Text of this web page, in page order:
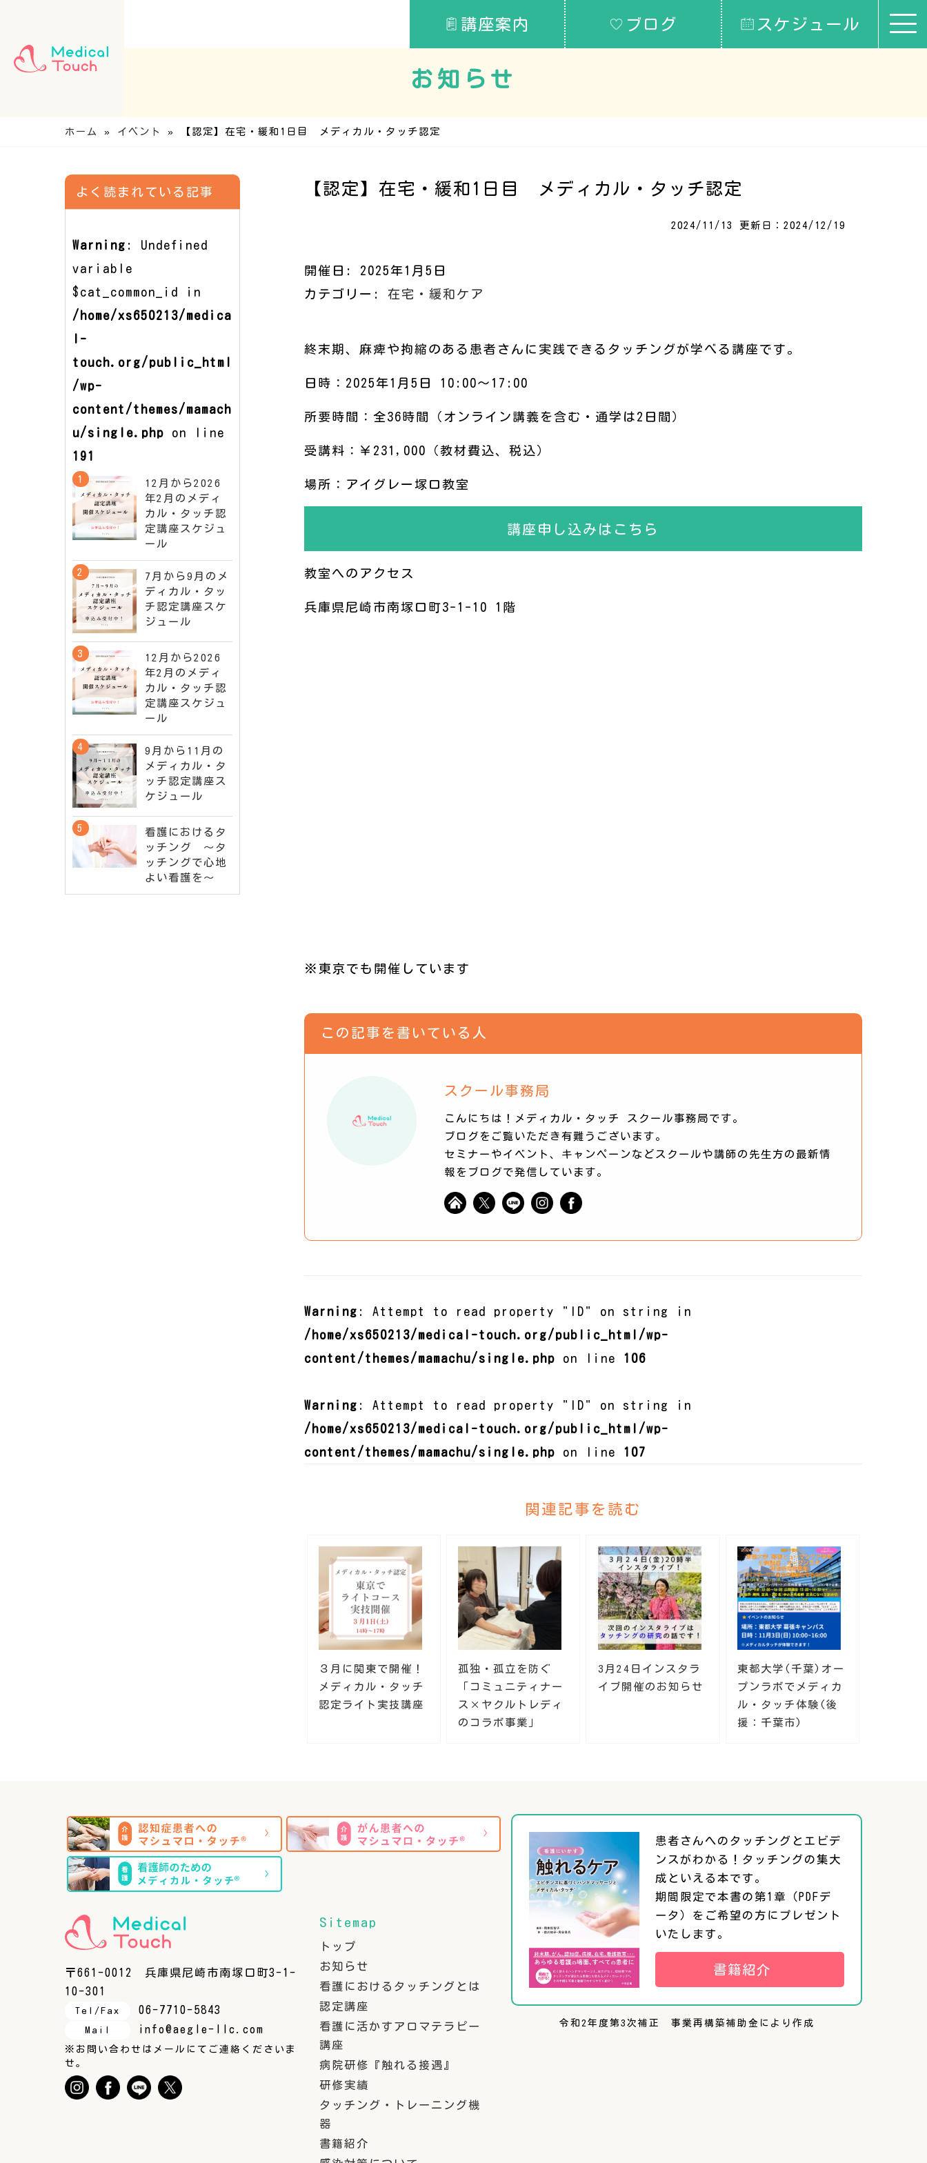
講座案内 ブログ スケジュール
お知らせ
ホーム » イベント » 【認定】在宅・緩和1日目 メディカル・タッチ認定
【認定】在宅・緩和1日目 メディカル・タッチ認定
2024/11/13 更新日：2024/12/19
開催日: 2025年1月5日
カテゴリー: 在宅・緩和ケア
終末期、麻痺や拘縮のある患者さんに実践できるタッチングが学べる講座です。
日時：2025年1月5日 10:00～17:00
所要時間：全36時間（オンライン講義を含む・通学は2日間）
受講料：￥231,000（教材費込、税込）
場所：アイグレー塚口教室
講座申し込みはこちら
教室へのアクセス
兵庫県尼崎市南塚口町3-1-10 1階
※東京でも開催しています
この記事を書いている人
スクール事務局
こんにちは！メディカル・タッチ スクール事務局です。
ブログをご覧いただき有難うございます。
セミナーやイベント、キャンペーンなどスクールや講師の先生方の最新情
報をブログで発信しています。
Warning : Attempt to read property "ID" on string in
/home/xs650213/medical-touch.org/public_html/wp-
content/themes/mamachu/single.php on line 106
Warning : Attempt to read property "ID" on string in
/home/xs650213/medical-touch.org/public_html/wp-
content/themes/mamachu/single.php on line 107
関連記事を読む
３月に関東で開催！
メディカル・タッチ
認定ライト実技講座
孤独・孤立を防ぐ
「コミュニティナー
ス×ヤクルトレディ
のコラボ事業」
3月24日インスタラ
イブ開催のお知らせ
東都大学(千葉)オー
プンラボでメディカ
ル・タッチ体験(後
援：千葉市)
よく読まれている記事
Warning : Undefined
variable
$cat_common_id in
/home/xs650213/medica
l-
touch.org/public_html
/wp-
content/themes/mamach
u/single.php on line
191
12月から2026
年2月のメディ
カル・タッチ認
定講座スケジュ
ール
7月から9月のメ
ディカル・タッ
チ認定講座スケ
ジュール
12月から2026
年2月のメディ
カル・タッチ認
定講座スケジュ
ール
9月から11月の
メディカル・タ
ッチ認定講座ス
ケジュール
看護におけるタ
ッチング ～タ
ッチングで心地
よい看護を～
〒661-0012 兵庫県尼崎市南塚口町3-1-
10-301
Tel/Fax 06-7710-5843
Mail info@aegle-llc.com
※お問い合わせはメールにてご連絡くださいま
せ。
Sitemap
トップ
お知らせ
看護におけるタッチングとは
認定講座
看護に活かすアロマテラピー
講座
病院研修『触れる接遇』
研修実績
タッチング・トレーニング機
器
書籍紹介
患者さんへのタッチングとエビデ
ンスがわかる！タッチングの集大
成といえる本です。
期間限定で本書の第1章（PDFデ
ータ）をご希望の方にプレゼント
いたします。
書籍紹介
令和2年度第3次補正 事業再構築補助金により作成